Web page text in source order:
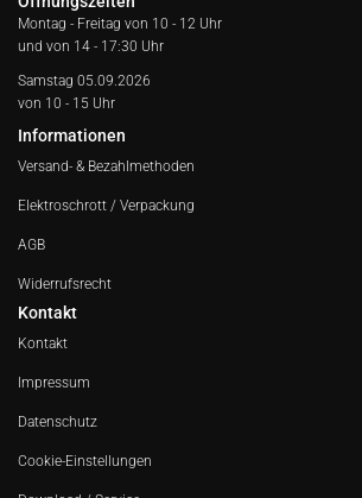
Montag - Freitag von 10 - 12 Uhr
und von 14 - 17:30 Uhr
Samstag 05.09.2026
von 10 - 15 Uhr
Informationen
Versand- & Bezahlmethoden
Elektroschrott / Verpackung
AGB
Widerrufsrecht
Kontakt
Kontakt
Impressum
Datenschutz
Cookie-Einstellungen